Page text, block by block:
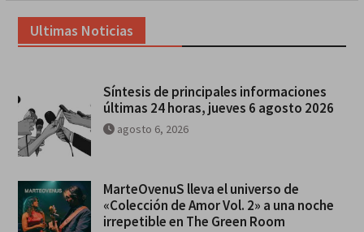
Ultimas Noticias
Síntesis de principales informaciones
últimas 24 horas, jueves 6 agosto 2026
agosto 6, 2026
MarteOvenuS lleva el universo de
«Colección de Amor Vol. 2» a una noche
irrepetible en The Green Room